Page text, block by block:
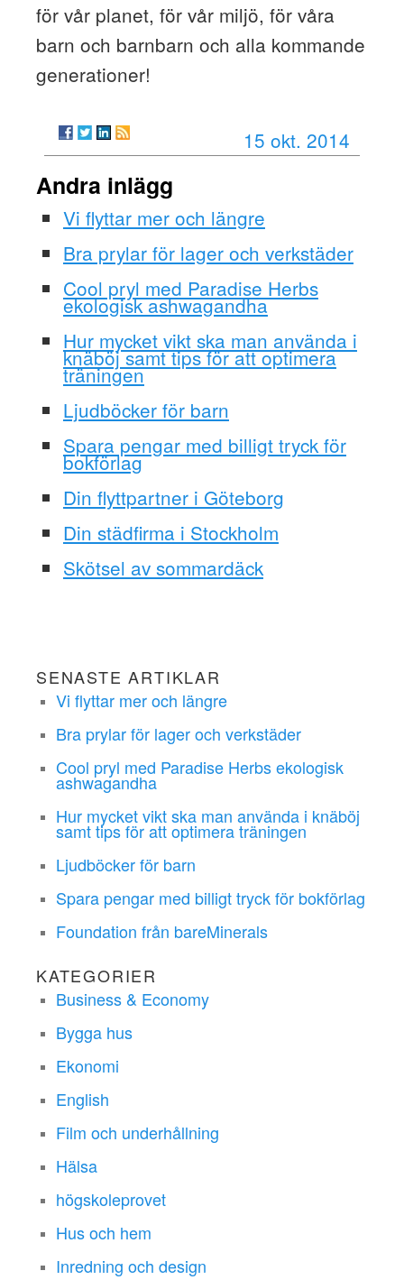
för vår planet, för vår miljö, för våra
barn och barnbarn och alla kommande
generationer!
15 okt. 2014
Andra inlägg
Vi flyttar mer och längre
Bra prylar för lager och verkstäder
Cool pryl med Paradise Herbs
ekologisk ashwagandha
Hur mycket vikt ska man använda i
knäböj samt tips för att optimera
träningen
Ljudböcker för barn
Spara pengar med billigt tryck för
bokförlag
Din flyttpartner i Göteborg
Din städfirma i Stockholm
Skötsel av sommardäck
SENASTE ARTIKLAR
Vi flyttar mer och längre
Bra prylar för lager och verkstäder
Cool pryl med Paradise Herbs ekologisk
ashwagandha
Hur mycket vikt ska man använda i knäböj
samt tips för att optimera träningen
Ljudböcker för barn
Spara pengar med billigt tryck för bokförlag
Foundation från bareMinerals
KATEGORIER
Business & Economy
Bygga hus
Ekonomi
English
Film och underhållning
Hälsa
högskoleprovet
Hus och hem
Inredning och design